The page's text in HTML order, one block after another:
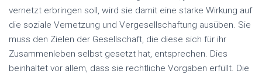
vernetzt erbringen soll, wird sie damit eine starke Wirkung auf
die soziale Vernetzung und Vergesellschaftung ausüben. Sie
muss den Zielen der Gesellschaft, die diese sich für ihr
Zusammenleben selbst gesetzt hat, entsprechen. Dies
beinhaltet vor allem, dass sie rechtliche Vorgaben erfüllt. Die